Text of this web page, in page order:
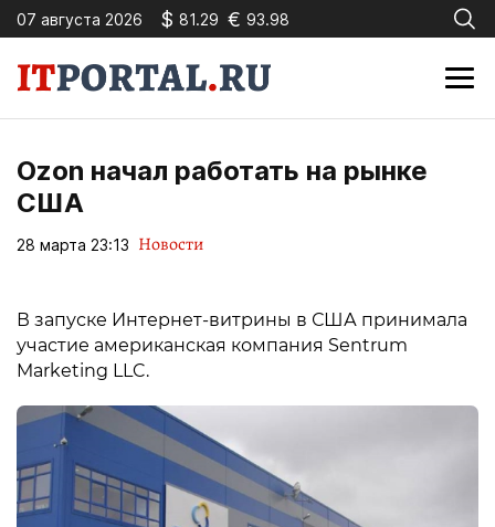
07 августа 2026 $ 81.29 € 93.98
Ozon начал работать на рынке
США
28 марта 23:13 Новости
В запуске Интернет-витрины в США принимала
участие американская компания Sentrum
Marketing LLC.